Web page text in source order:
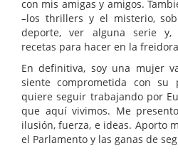
con mis amigas y amigos.
–los thrillers y el misterio,
deporte, ver alguna serie y,
recetas para hacer en la
En definitiva, soy una mujer
siente comprometida con
quiere seguir trabajando por
que aquí vivimos. Me
ilusión, fuerza, e ideas. Aporto
el Parlamento y las ganas de